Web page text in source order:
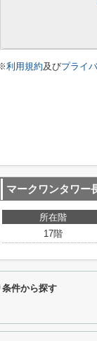
利用規約及びプライ
マークワンタワー
所在階
17階
件から探す